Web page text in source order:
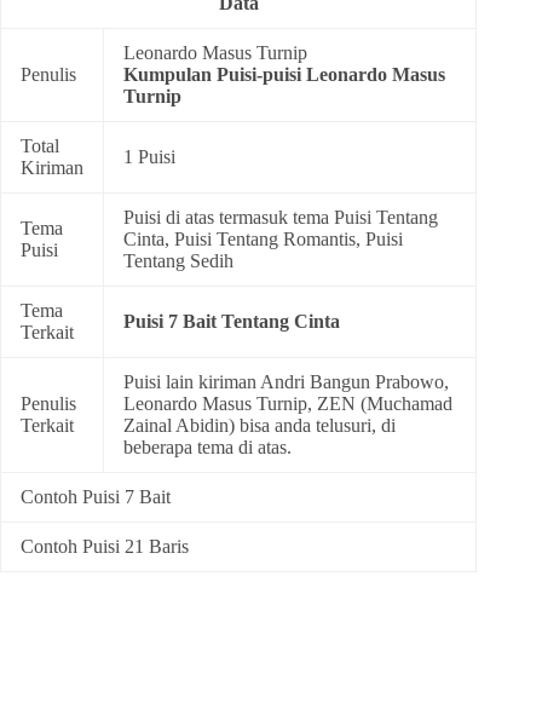
Penulis
Leonardo Masus Turnip
Kumpulan Puisi-puisi Leonardo Masus
Turnip
Total
Kiriman
1 Puisi
Tema
Puisi
Puisi di atas termasuk tema Puisi Tentang
Cinta, Puisi Tentang Romantis, Puisi
Tentang Sedih
Tema
Terkait
Puisi 7 Bait Tentang Cinta
Penulis
Terkait
Puisi lain kiriman Andri Bangun Prabowo,
Leonardo Masus Turnip, ZEN (Muchamad
Zainal Abidin) bisa anda telusuri, di
beberapa tema di atas.
Contoh Puisi 7 Bait
Contoh Puisi 21 Baris